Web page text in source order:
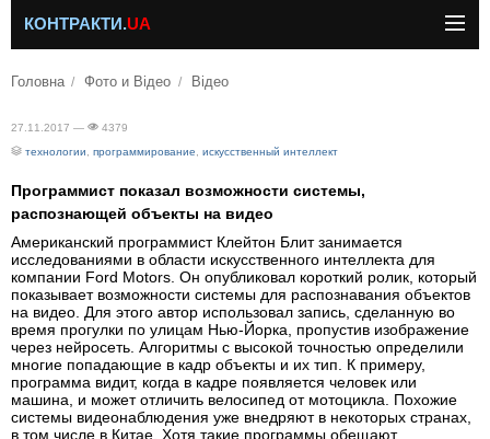
КОНТРАКТИ.UA
Головна Фото и Відео Відео
27.11.2017 —
4379
технологии
программирование искусственный интеллект
Программист показал возможности системы,
распознающей объекты на видео
Американский программист Клейтон Блит занимается
исследованиями в области искусственного интеллекта для
компании Ford Motors. Он опубликовал короткий ролик, который
показывает возможности системы для распознавания объектов
на видео. Для этого автор использовал запись, сделанную во
время прогулки по улицам Нью-Йорка, пропустив изображение
через нейросеть. Алгоритмы с высокой точностью определили
многие попадающие в кадр объекты и их тип. К примеру,
программа видит, когда в кадре появляется человек или
машина, и может отличить велосипед от мотоцикла. Похожие
системы видеонаблюдения уже внедряют в некоторых странах,
в том числе в Китае. Хотя такие программы обещают